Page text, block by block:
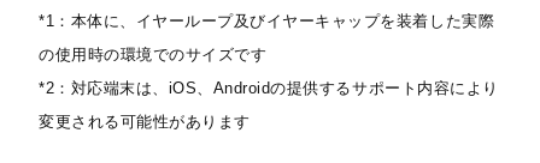
*1：本体に、イヤーループ及びイヤーキャップを装着した実際
の使用時の環境でのサイズです
*2：対応端末は、iOS、Androidの提供するサポート内容により
変更される可能性があります